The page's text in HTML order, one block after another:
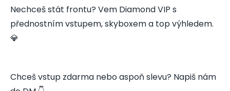
Nechceš stát frontu? Vem Diamond VIP s
přednostním vstupem, skyboxem a top výhledem.
💎
Chceš vstup zdarma nebo aspoň slevu? Napiš nám